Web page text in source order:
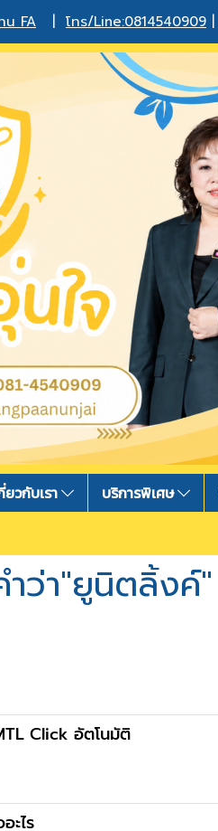
น FA โทร/Line:0814540909
ยวกับเรา บริการพิเศษ
ว่า"ยูนิตลิ้งค์"
Click อัตโนมัติ
ะไร